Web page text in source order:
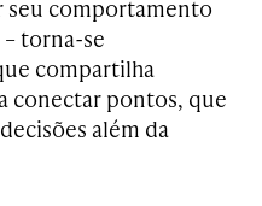
seu comportamento
torna-se
compartilha
conectar pontos, que
além da